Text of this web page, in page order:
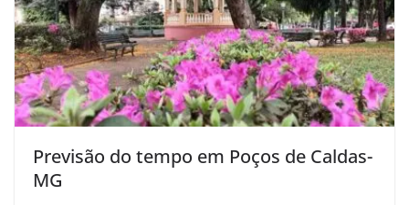
Previsão do tempo em Poços de Caldas-
MG